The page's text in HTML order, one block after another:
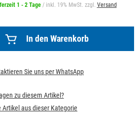
1 - 2 Tage / inkl. 19% MwSt. zzgl. Versand
In den Warenkorb
Sie uns per WhatsApp
zu diesem Artikel?
Artikel aus dieser Kategorie